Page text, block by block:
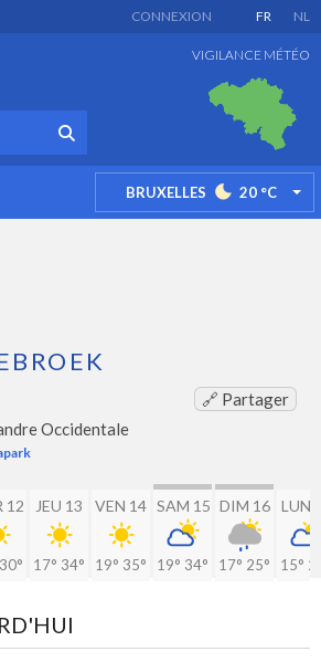
FR NL
CONNEXION
VIGILANCE MÉTÉO
BRUXELLES 20 °C
🔗 Partager
Occidentale
12
30°
JEU 13
17° 34°
VEN 14
19° 35°
SAM 15
19° 34°
DIM 16
17° 25°
LUN
15°